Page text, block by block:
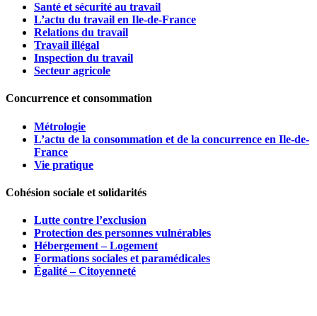
Santé et sécurité au travail
L’actu du travail en Ile-de-France
Relations du travail
Travail illégal
Inspection du travail
Secteur agricole
Concurrence et consommation
Métrologie
L’actu de la consommation et de la concurrence en Ile-de-
France
Vie pratique
Cohésion sociale et solidarités
Lutte contre l’exclusion
Protection des personnes vulnérables
Hébergement – Logement
Formations sociales et paramédicales
Égalité – Citoyenneté